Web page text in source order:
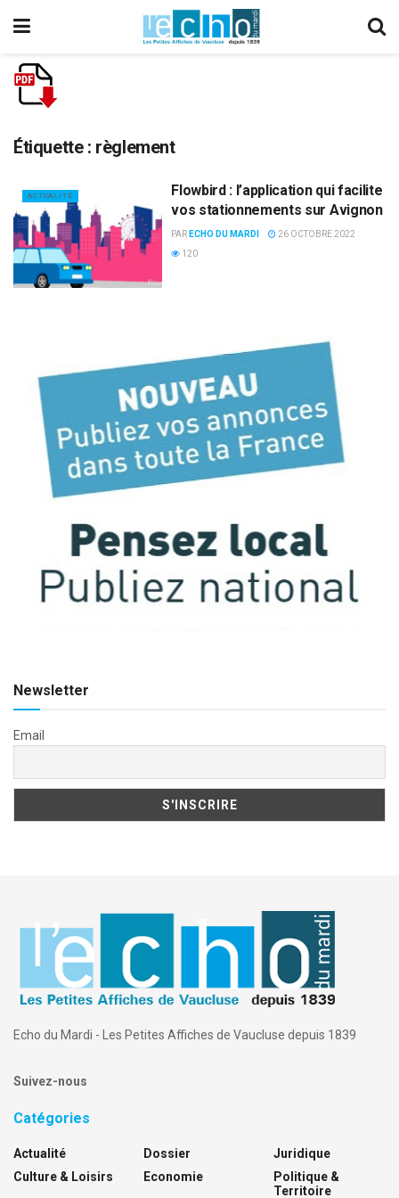
Étiquette : règlement
ACTUALITÉ
Flowbird : l’application qui facilite
vos stationnements sur Avignon
PAR ECHO DU MARDI
26 OCTOBRE 2022
120
Newsletter
Email
Echo du Mardi - Les Petites Affiches de Vaucluse depuis 1839
Suivez-nous
Catégories
Actualité
Culture & Loisirs
Dossier
Economie
Juridique
Politique &
Territoire